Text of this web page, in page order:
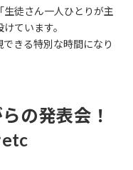
徒さん一人ひとりが主
ています。
きる特別な時間になり
の発表会！